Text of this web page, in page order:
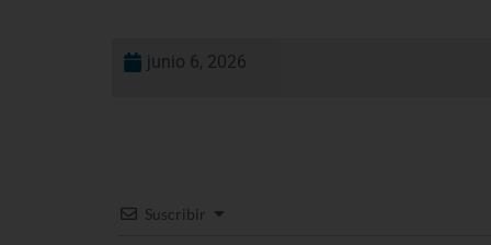
junio 6, 2026
Suscribir